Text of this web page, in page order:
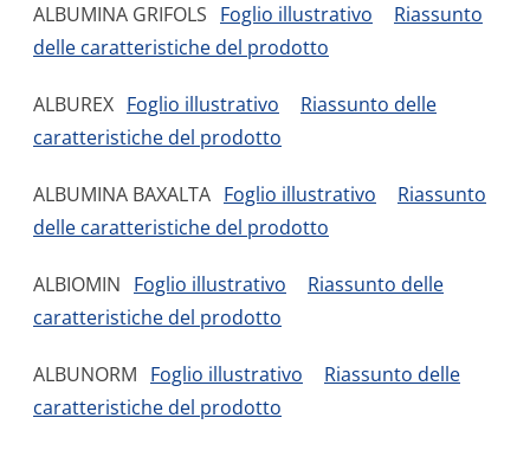
ALBUMINA GRIFOLS Foglio illustrativo
Riassunto
delle caratteristiche del prodotto
ALBUREX Foglio illustrativo
Riassunto delle
caratteristiche del prodotto
ALBUMINA BAXALTA Foglio illustrativo
Riassunto
delle caratteristiche del prodotto
ALBIOMIN Foglio illustrativo
Riassunto delle
caratteristiche del prodotto
ALBUNORM Foglio illustrativo
Riassunto delle
caratteristiche del prodotto